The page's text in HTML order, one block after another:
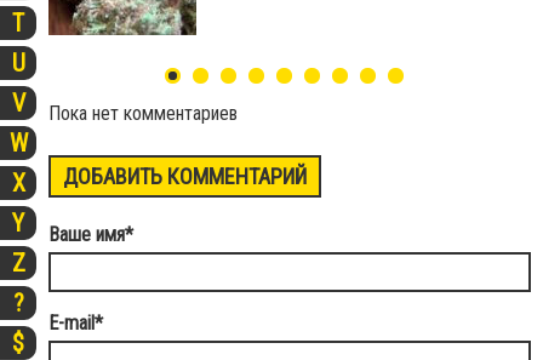
T
U
V
W
X
Y
Z
?
$
Пока нет комментариев
ДОБАВИТЬ КОММЕНТАРИЙ
Ваше имя*
E-mail*